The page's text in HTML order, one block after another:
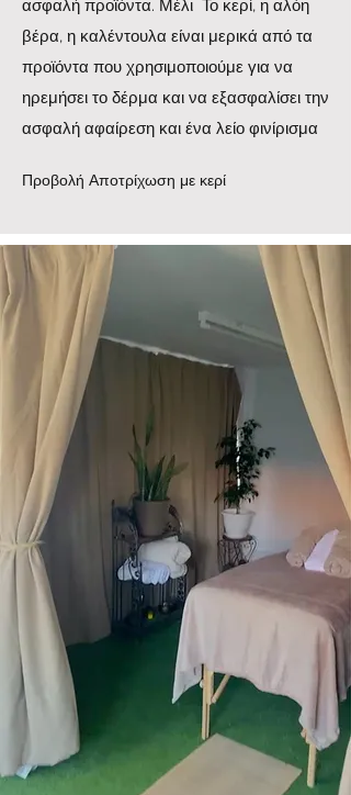
ασφαλή προϊόντα. Μέλι Το κερί, η αλόη
βέρα, η καλέντουλα είναι μερικά από τα
προϊόντα που χρησιμοποιούμε για να
ηρεμήσει το δέρμα και να εξασφαλίσει την
ασφαλή αφαίρεση και ένα λείο φινίρισμα
Προβολή Αποτρίχωση με κερί